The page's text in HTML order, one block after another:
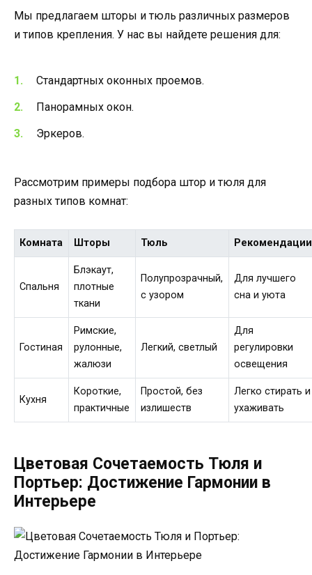
Мы предлагаем шторы и тюль различных размеров
и типов крепления. У нас вы найдете решения для:
Стандартных оконных проемов.
Панорамных окон.
Эркеров.
Рассмотрим примеры подбора штор и тюля для
разных типов комнат:
Комната Шторы Тюль Рекомендации
Спальня
Блэкаут,
плотные
ткани
Полупрозрачный,
с узором
Для лучшего
сна и уюта
Гостиная
Римские,
рулонные,
жалюзи
Легкий, светлый
Для
регулировки
освещения
Кухня
Короткие,
практичные
Простой, без
излишеств
Легко стирать и
ухаживать
Цветовая Сочетаемость Тюля и
Портьер: Достижение Гармонии в
Интерьере